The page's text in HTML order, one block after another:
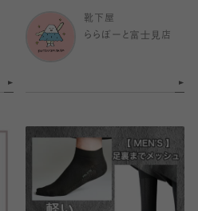
靴下屋
ららぽーと富士見店